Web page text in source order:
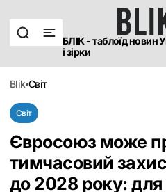
БЛІК - таблоїд новин
і зірки
blik світ
Світ
Євросоюз може
тимчасовий
до 2028 року: для